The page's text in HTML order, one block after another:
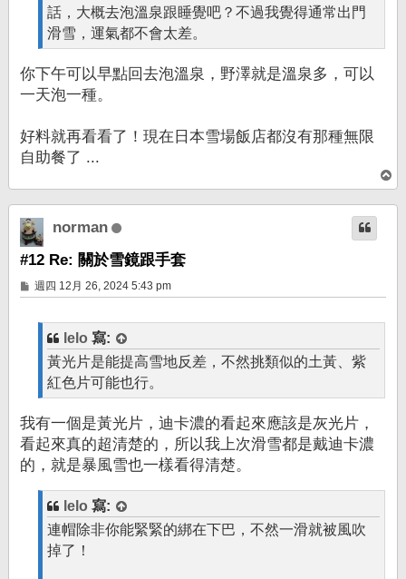
話，大概去泡溫泉跟睡覺吧？不過我覺得通常出門
滑雪，運氣都不會太差。
你下午可以早點回去泡溫泉，野澤就是溫泉多，可以
一天泡一種。
好料就再看看了！現在日本雪場飯店都沒有那種無限
自助餐了 ...
頂
端
norman
#12 Re: 關於雪鏡跟手套
文
章
週四 12月 26, 2024 5:43 pm
lelo 寫:
黃光片是能提高雪地反差，不然挑類似的土黃、紫
紅色片可能也行。
我有一個是黃光片，迪卡濃的看起來應該是灰光片，
看起來真的超清楚的，所以我上次滑雪都是戴迪卡濃
的，就是暴風雪也一樣看得清楚。
lelo 寫:
連帽除非你能緊緊的綁在下巴，不然一滑就被風吹
掉了！